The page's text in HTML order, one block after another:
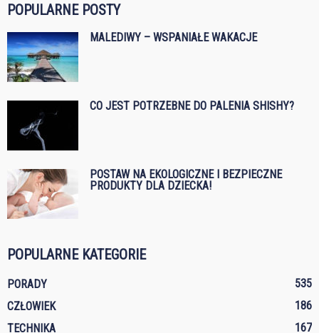
POPULARNE POSTY
MALEDIWY – WSPANIAŁE WAKACJE
CO JEST POTRZEBNE DO PALENIA SHISHY?
POSTAW NA EKOLOGICZNE I BEZPIECZNE
PRODUKTY DLA DZIECKA!
POPULARNE KATEGORIE
PORADY
535
CZŁOWIEK
186
TECHNIKA
167